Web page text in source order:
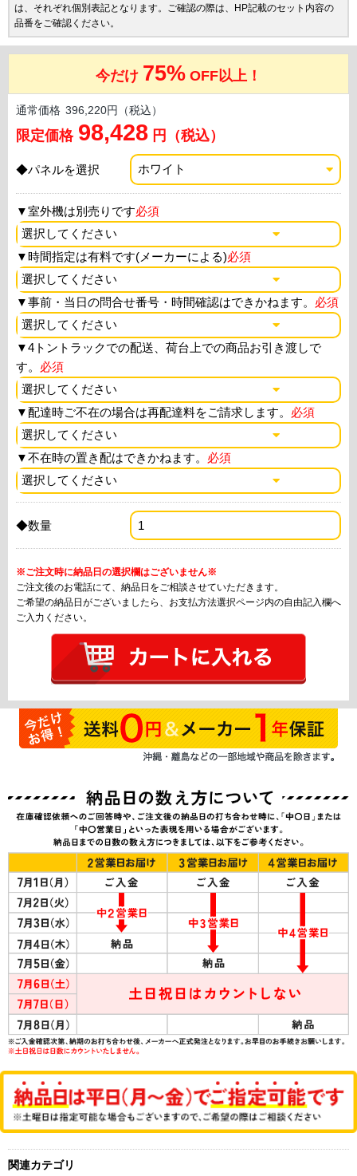
は、それぞれ個別表記となります。ご確認の際は、HP記載のセット内容の
品番をご確認ください。
今だけ 75% OFF以上！
通常価格 396,220円（税込）
限定価格 98,428 円（税込）
◆パネルを選択
▼室外機は別売りです必須
▼時間指定は有料です(メーカーによる)必須
▼事前・当日の問合せ番号・時間確認はできかねます。 必須
▼4トントラックでの配送、荷台上での商品お引き渡しで
す。 必須
▼配達時ご不在の場合は再配達料をご請求します。 必須
▼不在時の置き配はできかねます。 必須
◆数量
※ご注文時に納品日の選択欄はございません※
ご注文後のお電話にて、納品日をご相談させていただきます。
ご希望の納品日がございましたら、お支払方法選択ページ内の自由記入欄へ
ご入力ください。
関連カテゴリ